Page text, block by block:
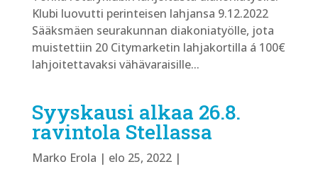
Klubi luovutti perinteisen lahjansa 9.12.2022
Sääksmäen seurakunnan diakoniatyölle, jota
muistettiin 20 Citymarketin lahjakortilla á 100€
lahjoitettavaksi vähävaraisille...
Syyskausi alkaa 26.8.
ravintola Stellassa
Marko Erola | elo 25, 2022|